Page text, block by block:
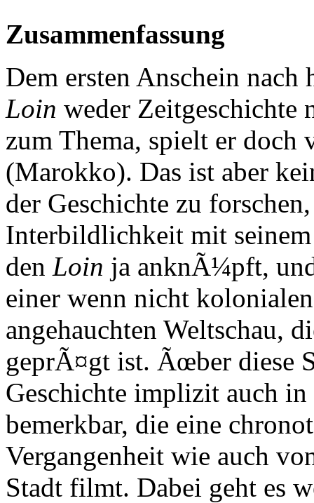
Zusammenfassung
Dem ersten Anschein
Loin weder Zeitgeschichte
zum Thema, spielt er doch
(Marokko). Das ist aber
der Geschichte zu
Interbildlichkeit mit
den Loin ja anknÃ¼pft,
einer wenn nicht
angehauchten Weltschau,
geprÃ¤gt ist. Ãœber diese
Geschichte implizit auch
bemerkbar, die eine
Vergangenheit wie auch
Stadt filmt. Dabei geht es